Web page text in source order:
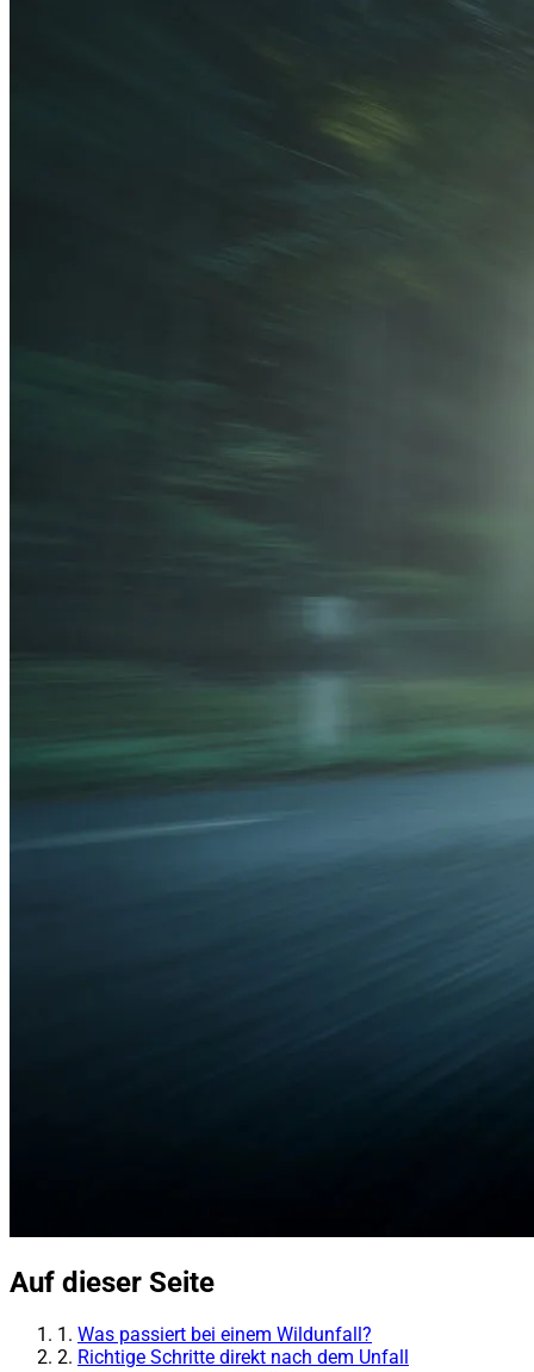
Auf dieser Seite
1. Was passiert bei einem Wildunfall?
2. Richtige Schritte direkt nach dem Unfall